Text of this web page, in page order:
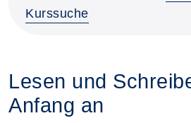
Kurssuche
Lesen und
Anfang an